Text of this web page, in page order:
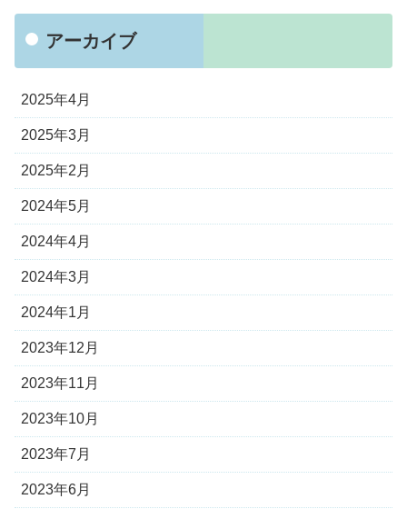
アーカイブ
2025年4月
2025年3月
2025年2月
2024年5月
2024年4月
2024年3月
2024年1月
2023年12月
2023年11月
2023年10月
2023年7月
2023年6月